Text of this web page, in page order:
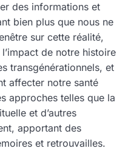
des informations et
bien plus que nous ne
sur cette réalité,
de notre histoire
transgénérationnels, et
affecter notre santé
approches telles que la
et d’autres
apportant des
et retrouvailles.